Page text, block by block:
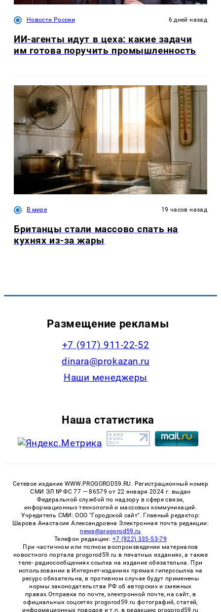
Новости России 6 дней назад
ИИ-агенты идут в цеха: какие задачи
им готова поручить промышленность
В мире 19 часов назад
Британцы стали массово спать на
кухнях из-за жары
Размещение рекламы
+7 (917) 911-22-52
dinara@prokazan.ru
Наши менеджеры
Наша статистика
Сетевое издание WWW.PROGOROD59.RU. Регистрационный номер
СМИ ЭЛ № ФС 77 — 86579 от 22 января 2024 г. выдан
Федеральной службой по надзору в сфере связи,
информационных технологий и массовых коммуникаций.
Учредитель СМИ: ООО "Городской сайт". Главный редактор:
Шарова Анастасия Александровна Электронная почта редакции:
news@progorod59.ru
Телефон редакции: +7 (922) 335-53-79
При частичном или полном воспроизведении материалов
новостного портала progorod59.ru в печатных изданиях, а также
теле- радиосообщениях ссылка на издание обязательна. При
использовании в Интернет-изданиях прямая гиперссылка на
ресурс обязательна, в противном случае будут применены
нормы законодательства РФ об авторских и смежных
правах.Отправка по почте, электронной почте, на сайт, в
официальных соцсетях progorod59.ru фотографий, статей,
информационных поводов и т.п. в редакцию progorod59.ru